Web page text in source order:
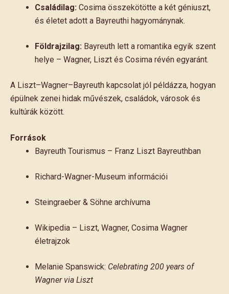
Családilag: Cosima összekötötte a két géniuszt,
és életet adott a Bayreuthi hagyománynak.
Földrajzilag: Bayreuth lett a romantika egyik szent
helye – Wagner, Liszt és Cosima révén egyaránt.
A Liszt–Wagner–Bayreuth kapcsolat jól példázza, hogyan
épülnek zenei hidak művészek, családok, városok és
kultúrák között.
Források
Bayreuth Tourismus – Franz Liszt Bayreuthban
Richard-Wagner-Museum információi
Steingraeber & Söhne archívuma
Wikipedia – Liszt, Wagner, Cosima Wagner
életrajzok
Melanie Spanswick: Celebrating 200 years of
Wagner via Liszt